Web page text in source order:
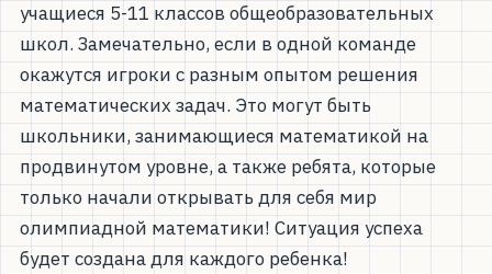
учащиеся 5-11 классов общеобразовательных
школ. Замечательно, если в одной команде
окажутся игроки с разным опытом решения
математических задач. Это могут быть
школьники, занимающиеся математикой на
продвинутом уровне, а также ребята, которые
только начали открывать для себя мир
олимпиадной математики! Ситуация успеха
будет создана для каждого ребенка!